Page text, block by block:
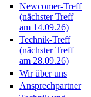
Newcomer-Treff
(nächster Treff
am 14.09.26)
Technik-Treff
(nächster Treff
am 28.09.26)
Wir über uns
Ansprechpartner